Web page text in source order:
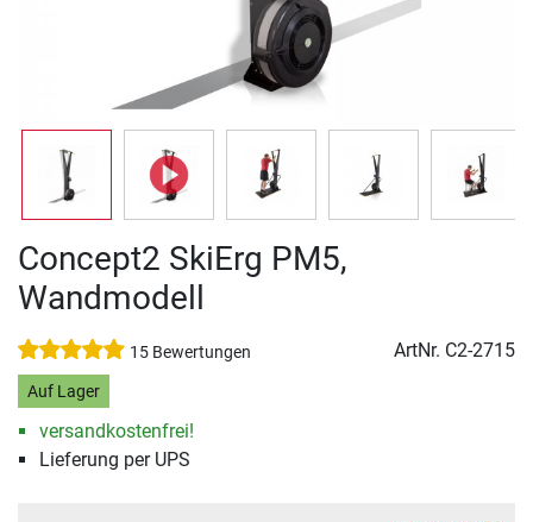
Concept2 SkiErg PM5,
Wandmodell
15 Bewertungen ArtNr. C2-2715
Auf Lager
versandkostenfrei!
Lieferung per UPS